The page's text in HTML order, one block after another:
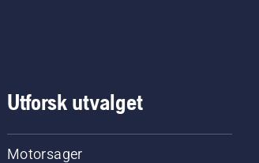
Utforsk utvalget
Motorsager